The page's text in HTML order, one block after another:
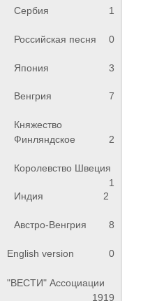
Сербия 1
Российская песня 0
Япония 3
Венгрия 7
Княжество
Финляндское
2
Королевство Швеция
1
Индия
2
Австро-Венгрия 8
English version 0
"ВЕСТИ" Ассоциации
1919